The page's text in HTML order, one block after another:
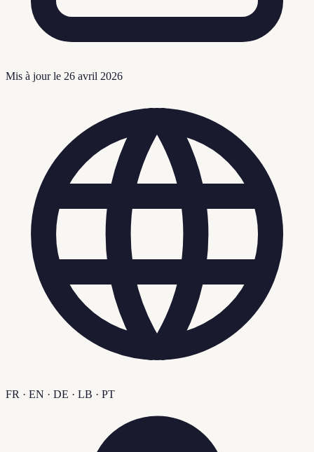
Mis à jour le 26 avril 2026
FR · EN · DE · LB · PT